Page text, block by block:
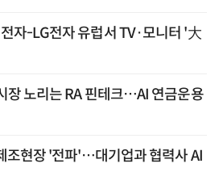
자-LG전자 유럽서 TV·모니터 '大
장 노리는 RA 핀테크…AI 연금운용
조현장 '전파'…대기업과 협력사 AI